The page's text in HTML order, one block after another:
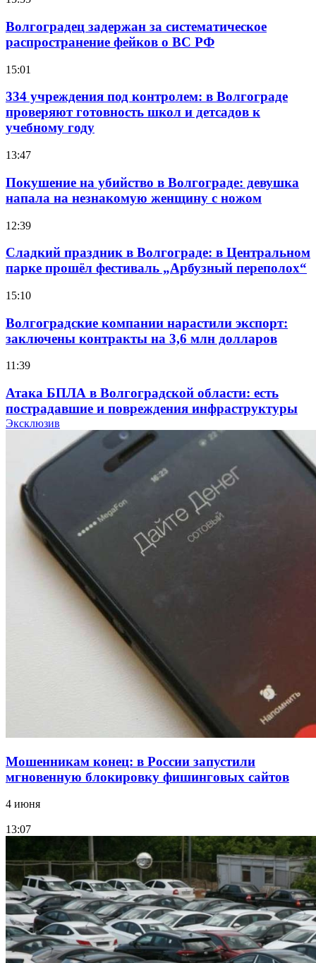
Волгоградец задержан за систематическое
распространение фейков о ВС РФ
15:01
334 учреждения под контролем: в Волгограде
проверяют готовность школ и детсадов к
учебному году
13:47
Покушение на убийство в Волгограде: девушка
напала на незнакомую женщину с ножом
12:39
Сладкий праздник в Волгограде: в Центральном
парке прошёл фестиваль „Арбузный переполох“
15:10
Волгоградские компании нарастили экспорт:
заключены контракты на 3,6 млн долларов
11:39
Атака БПЛА в Волгоградской области: есть
пострадавшие и повреждения инфраструктуры
Волгоградские вузы в топе зарплатного
рейтинга: ВолгГТУ и ВолгГМУ вошли в топ‑15
для химической отрасли и фармацевтики
18:39
В Красноармейском районе Волгограда стартует
конкурс на ремонт моста через Волго‑Донской
судоходный канал
Фестиваль #ТриЧетыре в Волгограде пройдёт
11–13 сентября в рамках Года единства народов
Эксклюзив
Мошенникам конец: в России запустили
мгновенную блокировку фишинговых сайтов
4 июня
13:07